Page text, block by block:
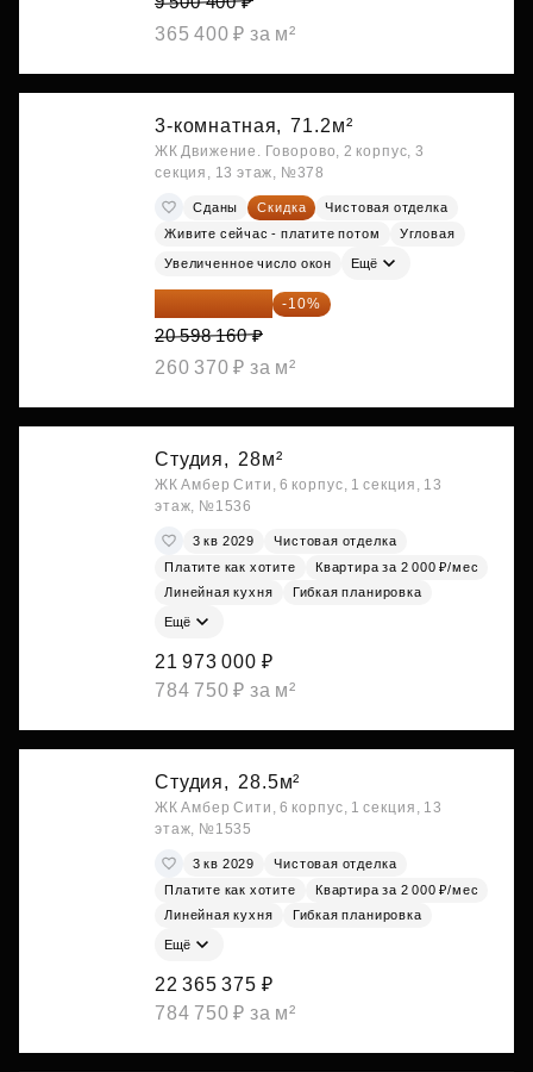
365 400 ₽ за м²
3-комнатная, 71.2м²
ЖК Движение. Говорово, 2 корпус, 3
секция, 13 этаж, №378
Сданы Скидка
Чистовая отделка
Живите сейчас - платите потом
Угловая
Увеличенное число окон Ещё
18 538 344 ₽ -10%
20 598 160 ₽
260 370 ₽ за м²
Студия, 28м²
ЖК Амбер Сити, 6 корпус, 1 секция, 13
этаж, №1536
3 кв 2029
Чистовая отделка
Платите как хотите
Квартира за 2 000 ₽/мес
Линейная кухня
Гибкая планировка
Ещё
21 973 000 ₽
784 750 ₽ за м²
Студия, 28.5м²
ЖК Амбер Сити, 6 корпус, 1 секция, 13
этаж, №1535
3 кв 2029
Чистовая отделка
Платите как хотите
Квартира за 2 000 ₽/мес
Линейная кухня
Гибкая планировка
Ещё
22 365 375 ₽
784 750 ₽ за м²